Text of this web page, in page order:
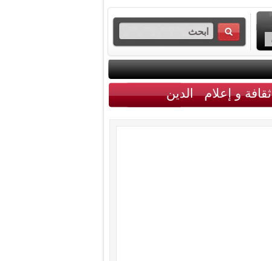
ثقافة و إعلام الدين